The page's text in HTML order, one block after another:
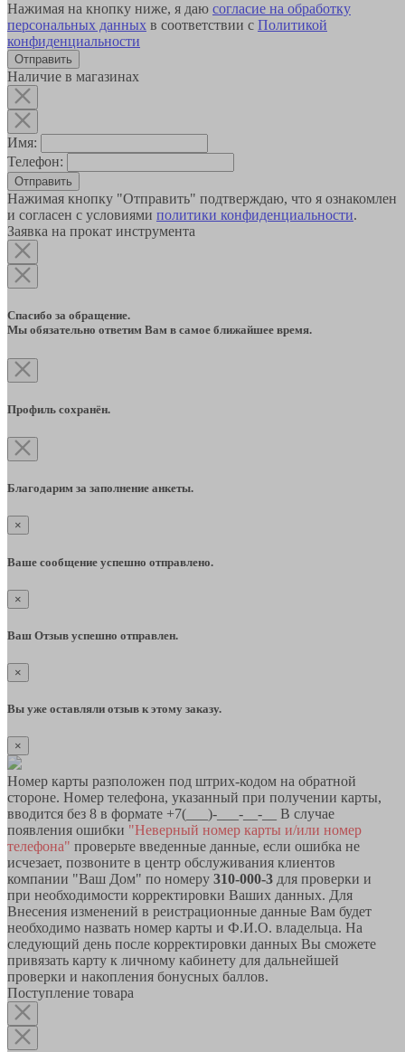
Нажимая на кнопку ниже, я даю согласие на обработку
персональных данных в соответствии с Политикой
конфиденциальности
Наличие в магазинах
Имя:
Телефон:
Отправить
Нажимая кнопку "Отправить" подтверждаю, что я ознакомлен
и согласен с условиями политики конфиденциальности.
Заявка на прокат инструмента
Спасибо за обращение.
Мы обязательно ответим Вам в самое ближайшее время.
Профиль сохранён.
Благодарим за заполнение анкеты.
×
Ваше сообщение успешно отправлено.
×
Ваш Отзыв успешно отправлен.
×
Вы уже оставляли отзыв к этому заказу.
×
Номер карты разположен под штрих-кодом на обратной
стороне. Номер телефона, указанный при получении карты,
вводится без 8 в формате +7(___)-___-__-__ В случае
появления ошибки "Неверный номер карты и/или номер
телефона" проверьте введенные данные, если ошибка не
исчезает, позвоните в центр обслуживания клиентов
компании "Ваш Дом" по номеру 310-000-3 для проверки и
при необходимости корректировки Ваших данных. Для
Внесения изменений в реистрационные данные Вам будет
необходимо назвать номер карты и Ф.И.О. владельца. На
следующий день после корректировки данных Вы сможете
привязать карту к личному кабинету для дальнейшей
проверки и накопления бонусных баллов.
Поступление товара